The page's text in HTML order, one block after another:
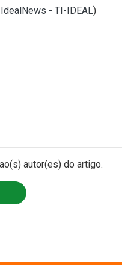
- TI-IDEAL)
autor(es) do artigo.